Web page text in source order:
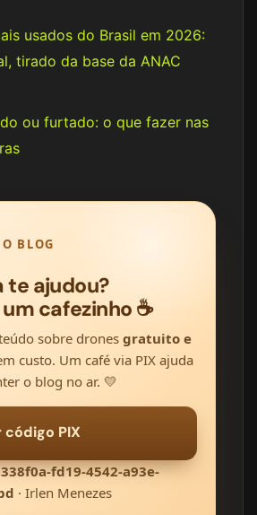
usados do Brasil em 2026:
tirado da base da ANAC
ou furtado: o que fazer nas
BLOG
te ajudou?
cafezinho ☕
sobre dronesgratuito e
custo. Um café via PIX ajuda
o blog no ar. 💛
código PIX
fd19-4542-a93e-
· Irlen Menezes